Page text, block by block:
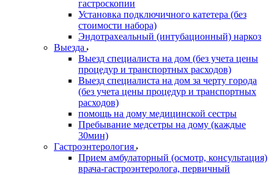
гастроскопии
Установка подключичного катетера (без
стоимости набора)
Эндотрахеальный (интубационный) наркоз
Выезда
Выезд специалиста на дом (без учета цены
процедур и транспортных расходов)
Выезд специалиста на дом за черту города
(без учета цены процедур и транспортных
расходов)
помощь на дому медицинской сестры
Пребывание медсетры на дому (каждые
30мин)
Гастроэнтерология
Прием амбулаторный (осмотр, консультация)
врача-гастроэнтеролога, первичный